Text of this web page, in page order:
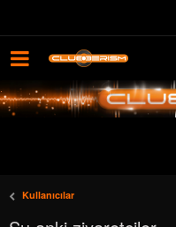
Kullanıcılar